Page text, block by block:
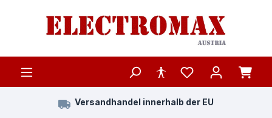
Zum Hauptinhalt springen
Versandhandel innerhalb der EU